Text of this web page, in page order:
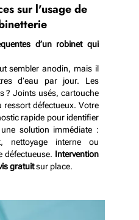
sur l'usage de
d’un robinet qui
sembler anodin, mais il
d’eau par jour. Les
? Joints usés, cartouche
ressort défectueux. Votre
rapide pour identifier
solution immédiate :
nettoyage interne ou
défectueuse. Intervention
gratuitsur place.